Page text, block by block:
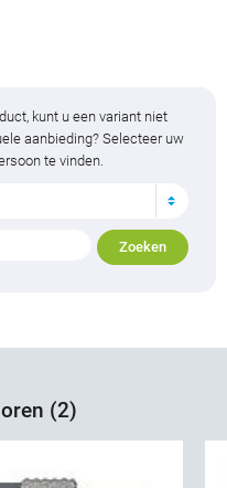
kunt u een variant niet
aanbieding? Selecteer uw
te vinden.
(2)